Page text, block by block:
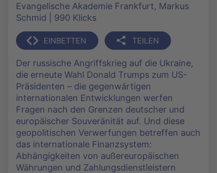
Evangelische Akademie Frankfurt, Markus
Schmid | 990 Klicks
EINBETTEN TEILEN
Der russische Angriffskrieg auf die Ukraine,
die erneute Wahl Donald Trumps zum US-
Präsidenten – die gegenwärtigen
internationalen Entwicklungen werfen
Fragen nach den Grenzen deutscher und
europäischer Souveränität auf. Und diese
geopolitischen Verwerfungen betreffen auch
das internationale Finanzsystem:
Abhängigkeiten von außereuropäischen
Währungen und Zahlungsdienstleistern